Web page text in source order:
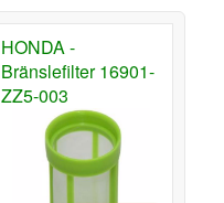
HONDA -
Bränslefilter 16901-
ZZ5-003